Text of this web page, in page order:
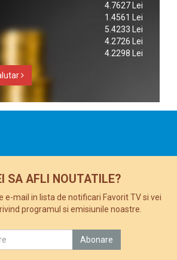
4.7627 Lei
1.4561 Lei
5.4233 Lei
4.2726 Lei
4.2298 Lei
SA AFLI NOUTATILE?
e-mail in lista de notificari Favorit TV si vei
programul si emisiunile noastre.